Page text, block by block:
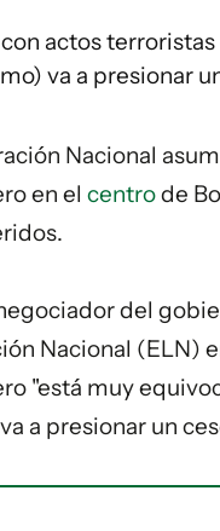
actos
va a presionar
Nacional
en el centrode
del
Nacional (ELN)
"está muy
a presionar un